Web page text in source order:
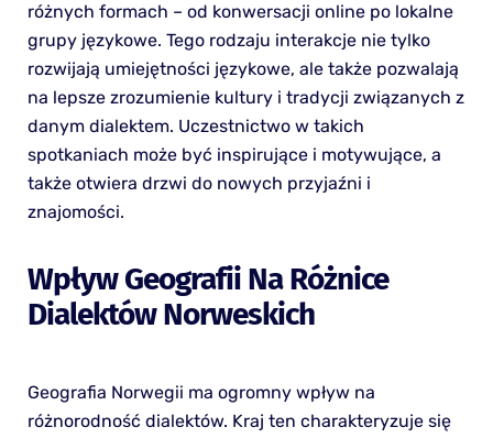
różnych formach – od konwersacji online po lokalne
grupy językowe. Tego rodzaju interakcje nie tylko
rozwijają umiejętności językowe, ale także pozwalają
na lepsze zrozumienie kultury i tradycji związanych z
danym dialektem. Uczestnictwo w takich
spotkaniach może być inspirujące i motywujące, a
także otwiera drzwi do nowych przyjaźni i
znajomości.
Wpływ Geografii Na Różnice
Dialektów Norweskich
Geografia Norwegii ma ogromny wpływ na
różnorodność dialektów. Kraj ten charakteryzuje się